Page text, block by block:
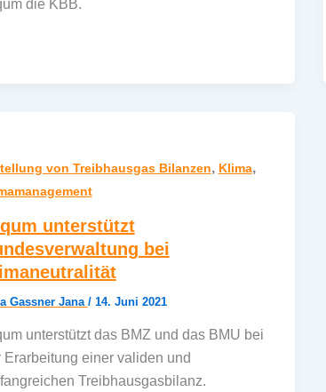
die KBB.
von Treibhausgas Bilanzen, Klima,
unterstützt
bei
Gassner Jana / 14. Juni 2021
unterstützt das BMZ und das BMU bei
Erarbeitung einer validen und
Treibhausgasbilanz.